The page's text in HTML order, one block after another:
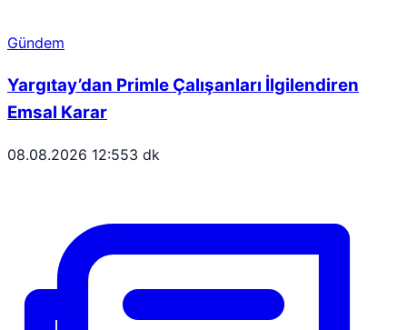
Gündem
Yargıtay’dan Primle Çalışanları İlgilendiren
Emsal Karar
08.08.2026 12:553 dk